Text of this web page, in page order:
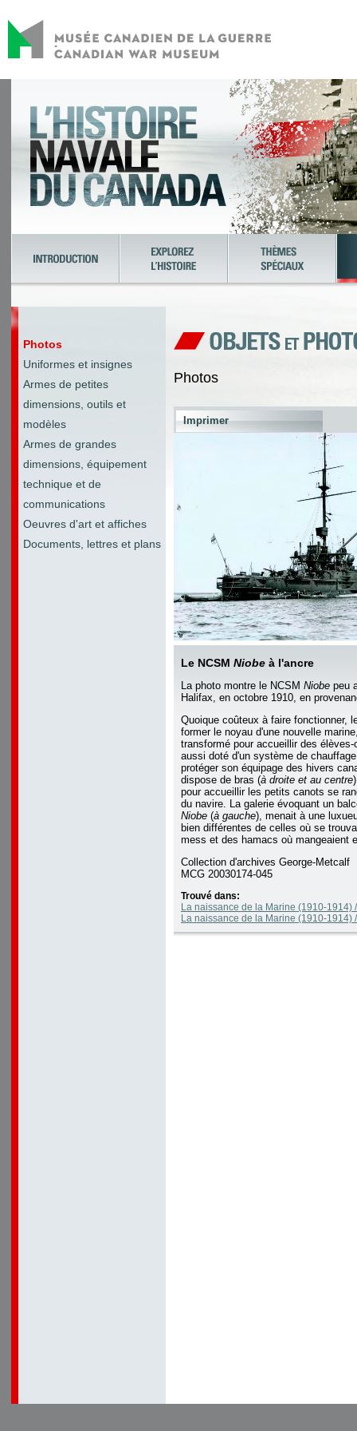
Photos
Uniformes et insignes
Armes de petites
dimensions, outils et
modèles
Armes de grandes
dimensions, équipement
technique et de
communications
Oeuvres d'art et affiches
Documents, lettres et plans
Photos
Imprimer
Le NCSM Niobe à l'ancre
La photo montre le NCSM Niobe peu
Halifax, en octobre 1910, en
Quoique coûteux à faire fonctionner,
former le noyau d'une nouvelle
transformé pour accueillir des
aussi doté d'un système de
protéger son équipage des hivers
dispose de bras (à droite et au centre
pour accueillir les petits canots se
du navire. La galerie évoquant un
Niobe (à gauche), menait à une
bien différentes de celles où se
mess et des hamacs où mangeaient
Collection d'archives George-Metcalf
MCG 20030174-045
Trouvé dans:
La naissance de la Marine (1910-1914)
La naissance de la Marine (1910-1914)